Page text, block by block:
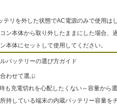
テリを外した状態でAC電源のみで使用は
ン本体から取り外したままにした場合、
本体にセットして使用してください。
バッテリーの選び方ガイド
わせて選ぶ
も充電切れを心配したくない～容量から
持している端末の内蔵バッテリー容量をチ